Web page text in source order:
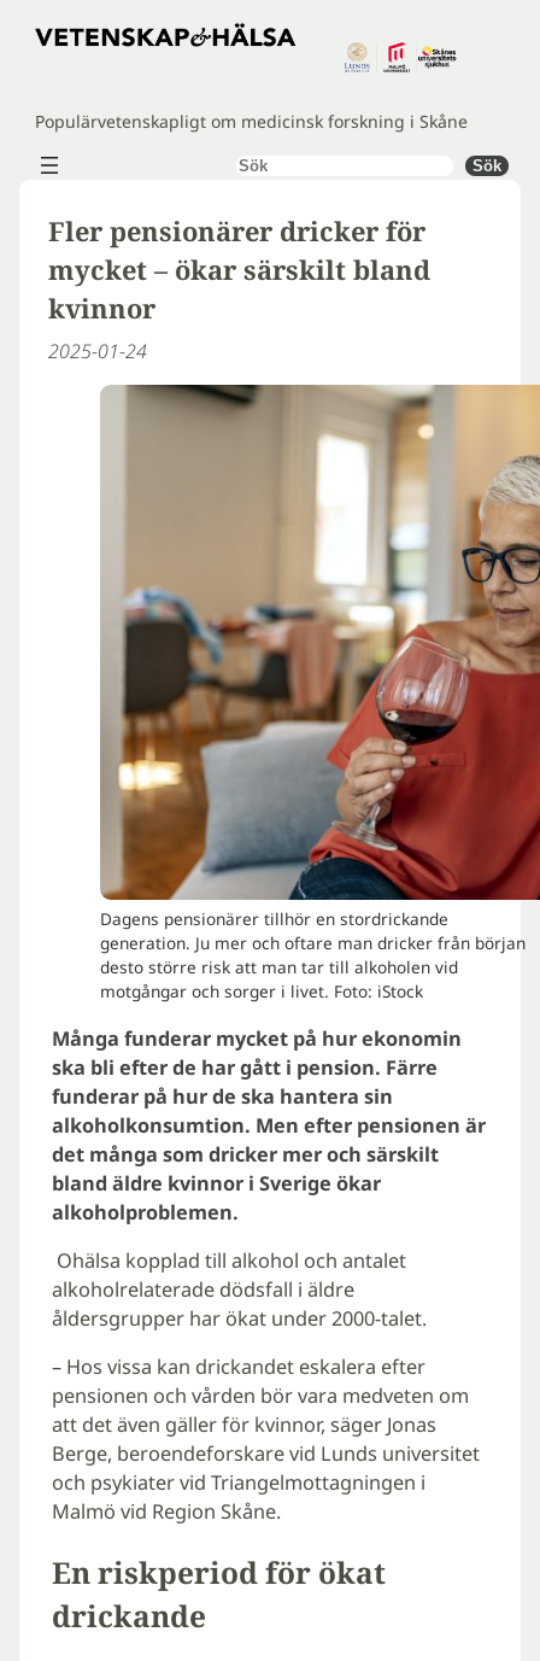
Hoppa
Populärvetenskapligt om medicinsk forskning i Skåne
Sök Sök
Fler pensionärer dricker för
mycket – ökar särskilt bland
kvinnor
2025-01-24
Dagens pensionärer tillhör en stordrickande
generation. Ju mer och oftare man dricker från början
desto större risk att man tar till alkoholen vid
motgångar och sorger i livet. Foto: iStock
Många funderar mycket på hur ekonomin
ska bli efter de har gått i pension. Färre
funderar på hur de ska hantera sin
alkoholkonsumtion. Men efter pensionen är
det många som dricker mer och särskilt
bland äldre kvinnor i Sverige ökar
alkoholproblemen.
Ohälsa kopplad till alkohol och antalet
alkoholrelaterade dödsfall i äldre
åldersgrupper har ökat under 2000-talet.
– Hos vissa kan drickandet eskalera efter
pensionen och vården bör vara medveten om
att det även gäller för kvinnor, säger Jonas
Berge, beroendeforskare vid Lunds universitet
och psykiater vid Triangelmottagningen i
Malmö vid Region Skåne.
En riskperiod för ökat
drickande